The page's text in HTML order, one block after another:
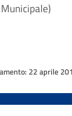
22 aprile